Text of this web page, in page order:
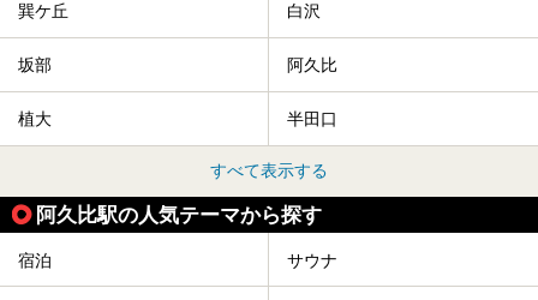
巽ケ丘 白沢
坂部 阿久比
植大 半田口
すべて表示する
阿久比駅の人気テーマから探す
宿泊 サウナ